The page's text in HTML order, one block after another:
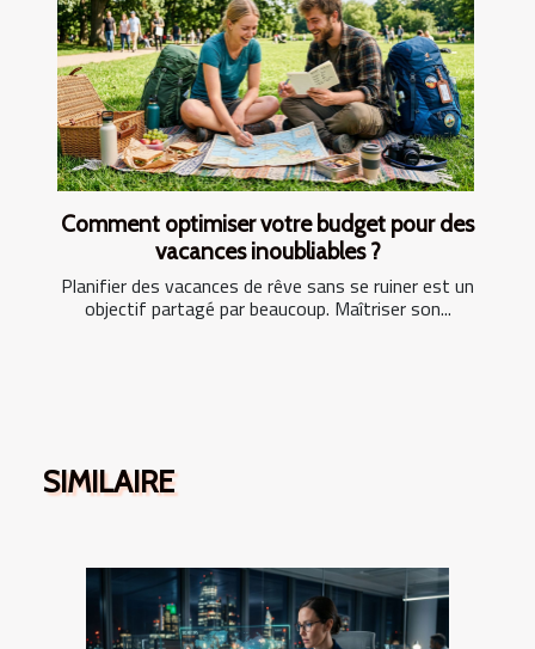
Comment optimiser votre budget pour des
vacances inoubliables ?
Planifier des vacances de rêve sans se ruiner est un
objectif partagé par beaucoup. Maîtriser son...
SIMILAIRE